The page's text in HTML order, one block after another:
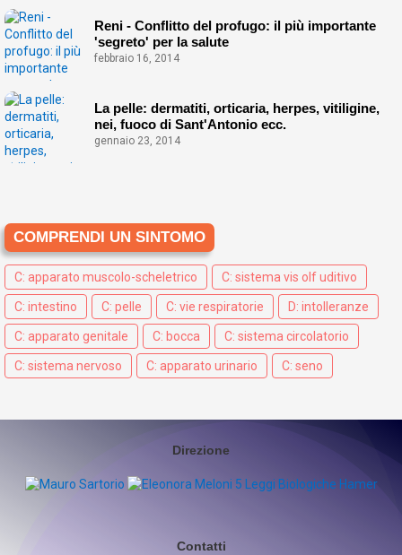
Reni - Conflitto del profugo: il più importante
'segreto' per la salute
febbraio 16, 2014
La pelle: dermatiti, orticaria, herpes, vitiligine,
nei, fuoco di Sant'Antonio ecc.
gennaio 23, 2014
COMPRENDI UN SINTOMO
C: apparato muscolo-scheletrico C: sistema vis olf uditivo
C: intestino C: pelle C: vie respiratorie D: intolleranze
C: apparato genitale C: bocca C: sistema circolatorio
C: sistema nervoso C: apparato urinario C: seno
Direzione
Contatti